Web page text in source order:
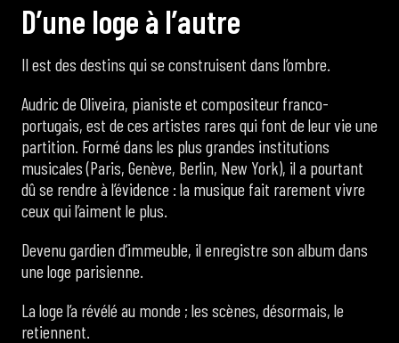
Piano Solo Jazz
La salle
L’événementiel
Les contacts
D’une loge à l’autre
Il est des destins qui se construisent dans l’ombre.
Audric de Oliveira, pianiste et compositeur franco-
portugais, est de ces artistes rares qui font de leur vie une
partition. Formé dans les plus grandes institutions
musicales (Paris, Genève, Berlin, New York), il a pourtant
dû se rendre à l’évidence : la musique fait rarement vivre
ceux qui l’aiment le plus.
Devenu gardien d’immeuble, il enregistre son album dans
une loge parisienne.
La loge l’a révélé au monde ; les scènes, désormais, le
retiennent.